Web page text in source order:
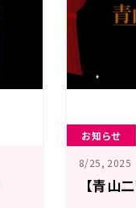
お知らせ
8/25, 2025
【青山